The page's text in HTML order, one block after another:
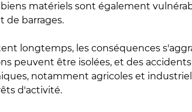
matériels sont également
de barrages.
longtemps, les conséquences
peuvent être isolées, et des
notamment agricoles et
d'activité.